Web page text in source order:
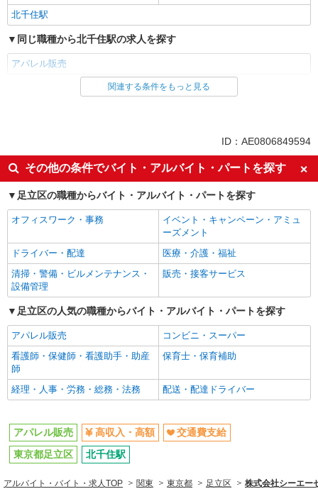
北千住駅
同じ職種から北千住駅の求人を探す
アパレル販売
同じ雇用形態から北千住駅の求人を探す
高収入・高額 交通費支給
ファッション・アパレル
同じ特徴から求人を探す
交通費支給
関連する条件をもっと見る
ID：AE0806849594
その他の条件でバイト・アルバイト・パートを探す
足立区の職種からバイト・アルバイト・パートを探す
オフィスワーク・事務
イベント・キャンペーン・アミュ
ーズメント
ドライバー・配達
医療・介護・福祉
清掃・警備・ビルメンテナンス・
設備管理
販売・接客サービス
足立区の人気の職種からバイト・アルバイト・パートを探す
アパレル販売
コンビニ・スーパー
看護師・保健師・看護助手・助産
師
保育士・保育補助
経理・人事・労務・総務・法務 配送・配達ドライバー
アパレル販売 高収入・高額
交通費支給
東京都足立区
北千住駅
アルバイト・バイト・求人TOP 関東 東京都 足立区 株式会社シーエー